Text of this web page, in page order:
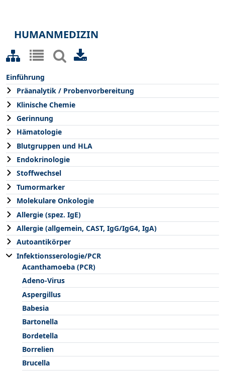
HUMANMEDIZIN
Einführung
Präanalytik / Probenvorbereitung
Klinische Chemie
Gerinnung
Hämatologie
Blutgruppen und HLA
Endokrinologie
Stoffwechsel
Tumormarker
Molekulare Onkologie
Allergie (spez. IgE)
Allergie (allgemein, CAST, IgG/IgG4, IgA)
Autoantikörper
Infektionsserologie/PCR
Acanthamoeba (PCR)
Adeno-Virus
Aspergillus
Babesia
Bartonella
Bordetella
Borrelien
Brucella